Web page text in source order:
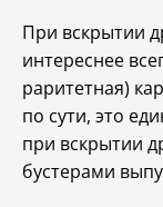
При вскрытии
интереснее
раритетная)
по сути, это
при вскрытии
бустерами